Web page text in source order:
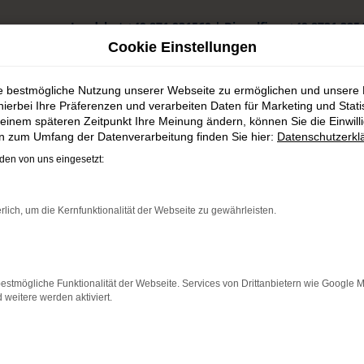
Landshut +49 871 931560|Dingolfing +49 8731
kaufen
motorisiert durch Straubing. Wir verstehen uns als
lassen wir Sie bei uns vor Ort einsteigen – der Weg aus
erhalten Sie bei uns auch gebrauchte Fahrzeuge, gerne
Autohaus Schneider bietet.
Cookie Einstellungen
bestmögliche Nutzung unserer Webseite zu ermöglichen und unsere
Ihre Präferenzen und verarbeiten Daten für Marketing und
späteren Zeitpunkt Ihre Meinung ändern, können Sie die
zum Umfang der Datenverarbeitung finden Sie hier:
von uns eingesetzt:
um die Kernfunktionalität der Webseite zu gewährleisten.
Funktionalität der Webseite. Services von Drittanbietern wie Google
weitere werden aktiviert.